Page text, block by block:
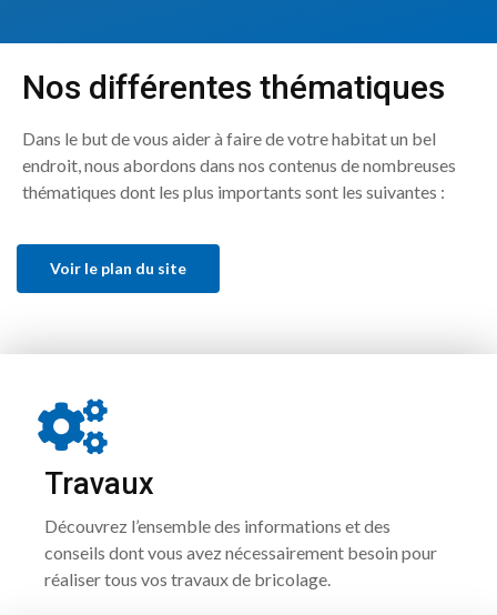
Nos différentes thématiques
Dans le but de vous aider à faire de votre habitat un bel
endroit, nous abordons dans nos contenus de nombreuses
thématiques dont les plus importants sont les suivantes :
Voir le plan du site
Travaux
Découvrez l’ensemble des informations et des
conseils dont vous avez nécessairement besoin pour
réaliser tous vos travaux de bricolage.